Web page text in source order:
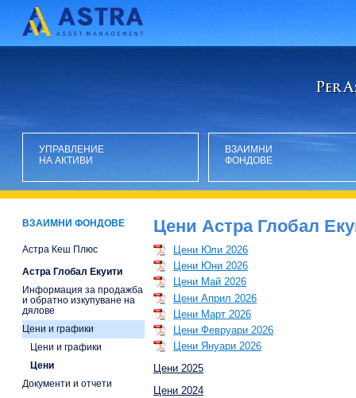
УПРАВЛЕНИЕ
НА АКТИВИ
ВЗАИМНИ
ФОНДОВЕ
ВЗАИМНИ ФОНДОВЕ
Астра Кеш Плюс
Астра Глобал Екуити
Информация за продажба
и обратно изкупуване на
дялове
Цени и графики
Цени и графики
Цени
Документи и отчети
Цени Астра Глобал
Цени Юли 2026
Цени Юни 2026
Цени Май 2026
Цени Април 2026
Цени Март 2026
Цени Февруари 2026
Цени Януари 2026
Цени 2025
Цени 2024